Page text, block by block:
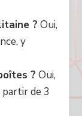
? Oui,
y
? Oui,
de 3